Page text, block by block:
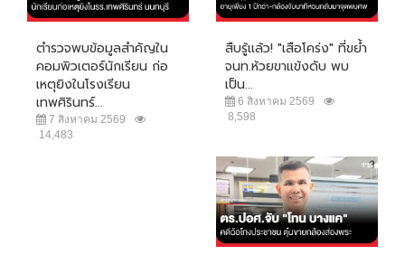
ตำรวจพบข้อมูลสำคัญใน
คอมพิวเตอร์นักเรียน ก่อ
เหตุยิงในโรงเรียน
เทพศิรินทร์...
7 สิงหาคม 2569
14,483
สืบรู้แล้ว! "เสือโคร่ง" ที่ขย้ำ
จนท.ห้วยขาแข้งดับ พบ
เป็น...
6 สิงหาคม 2569
8,598